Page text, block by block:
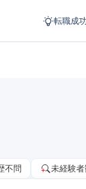
転職成
不問 未経験者